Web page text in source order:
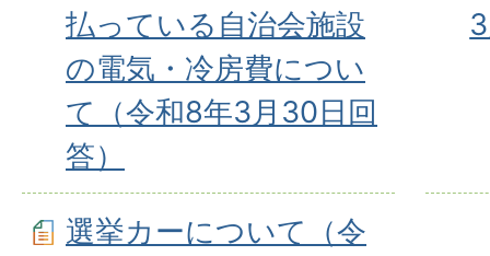
払っている自治会施設
の電気・冷房費につい
て（令和8年3⽉30⽇回
答）
選挙カーについて（令